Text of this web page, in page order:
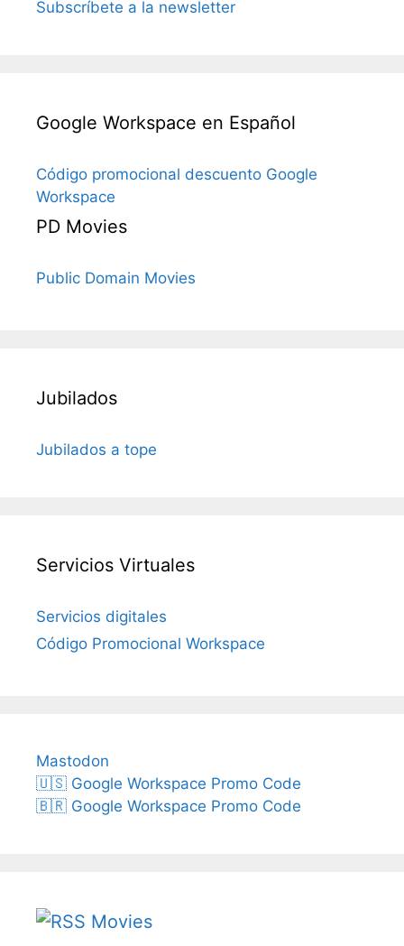
Subscríbete a la newsletter
Google Workspace en Español
Código promocional descuento Google
Workspace
PD Movies
Public Domain Movies
Jubilados
Jubilados a tope
Servicios Virtuales
Servicios digitales
Código Promocional Workspace
Mastodon
🇺🇸 Google Workspace Promo Code
🇧🇷 Google Workspace Promo Code
Movies